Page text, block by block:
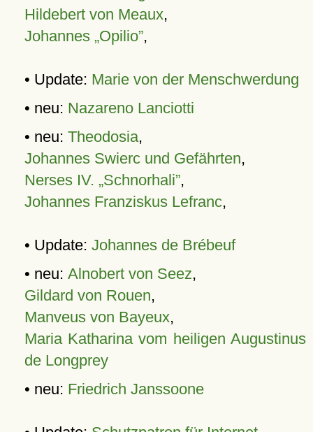
Hildebert von Meaux,
Johannes „Opilio”,
• Update: Marie von der Menschwerdung
• neu: Nazareno Lanciotti
• neu: Theodosia,
Johannes Swierc und Gefährten,
Nerses IV. „Schnorhali”,
Johannes Franziskus Lefranc,
• Update: Johannes de Brébeuf
• neu: Alnobert von Seez,
Gildard von Rouen,
Manveus von Bayeux,
Maria Katharina vom heiligen Augustinus
de Longprey
• neu: Friedrich Janssoone